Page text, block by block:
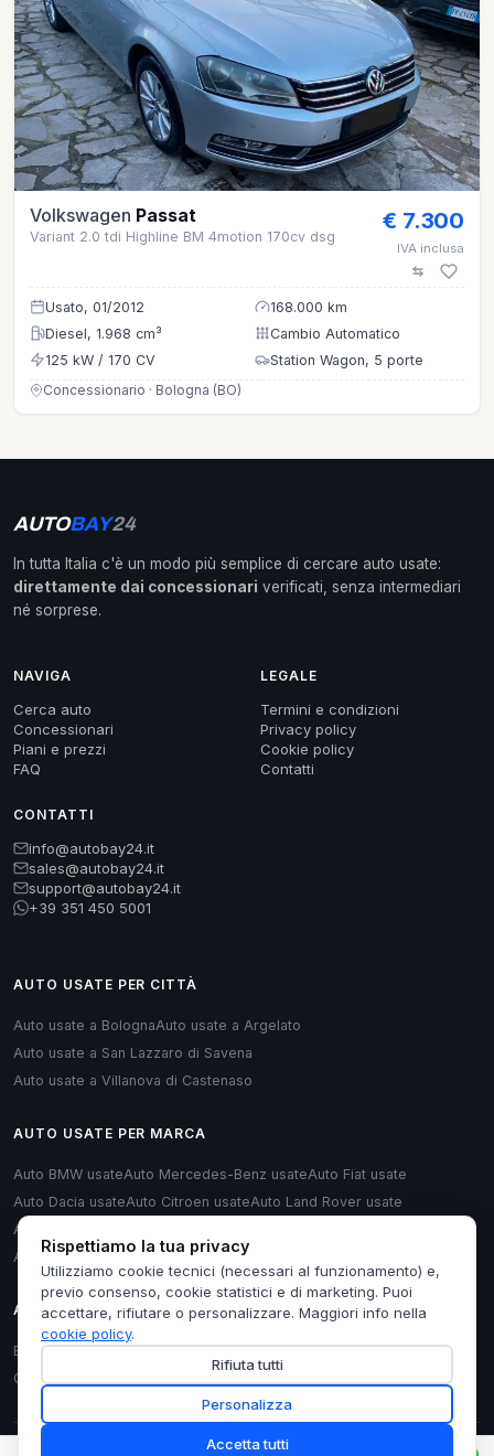
Volkswagen Passat
Variant 2.0 tdi Highline BM 4motion 170cv dsg
€ 7.300
IVA inclusa
Usato, 01/2012
168.000 km
Diesel, 1.968 cm³
Cambio Automatico
125 kW / 170 CV
Station Wagon, 5 porte
Concessionario · Bologna (BO)
AUTOBAY24
In tutta Italia c'è un modo più semplice di cercare auto usate:
direttamente dai concessionari verificati, senza intermediari
né sorprese.
NAVIGA
Cerca auto
Concessionari
Piani e prezzi
FAQ
LEGALE
Termini e condizioni
Privacy policy
Cookie policy
Contatti
CONTATTI
info@autobay24.it
sales@autobay24.it
support@autobay24.it
+39 351 450 5001
AUTO USATE PER CITTÀ
Auto usate a BolognaAuto usate a Argelato
Auto usate a San Lazzaro di Savena
Auto usate a Villanova di Castenaso
AUTO USATE PER MARCA
Auto BMW usateAuto Mercedes-Benz usateAuto Fiat usate
Auto Dacia usateAuto Citroen usateAuto Land Rover usate
Auto Renault usate
Auto Audi usate
AUTO USATE PER TIPOLOGIA
Berlina usateMonovolume usateStation Wagon usateCabrio usate
Coupé usate
AlphaWeb· P.IVA IT04071621207
Rispettiamo la tua privacy
Utilizziamo cookie tecnici (necessari al funzionamento) e,
previo consenso, cookie statistici e di marketing. Puoi
accettare, rifiutare o personalizzare. Maggiori info nella
cookie policy.
Rifiuta tutti
Personalizza
Accetta tutti